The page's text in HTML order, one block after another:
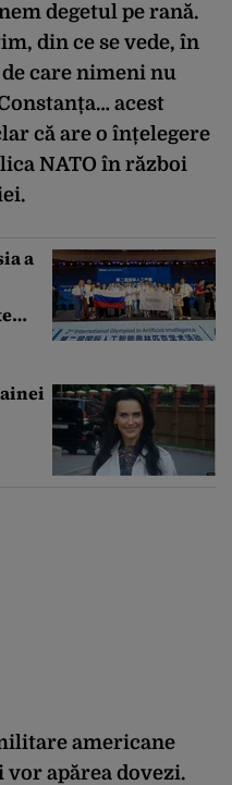
degetul pe rană.
din ce se vede, în
care nimeni nu
acest
că are o înțelegere
NATO în război
a
americane
vor apărea dovezi.